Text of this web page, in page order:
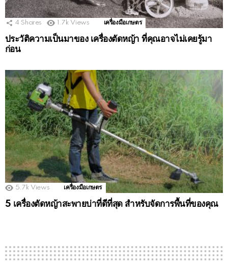
4 Shares 1.7k Views เครื่องมือเกษตร
ประวัติความเป็นมาของ เครื่องตัดหญ้า ที่คุณอาจไม่เคยรู้มา
ก่อน
5.7k Views เครื่องมือเกษตร
5 เครื่องตัดหญ้าสะพายบ่าที่ดีที่สุด สำหรับจัดการพื้นที่ของคุณ